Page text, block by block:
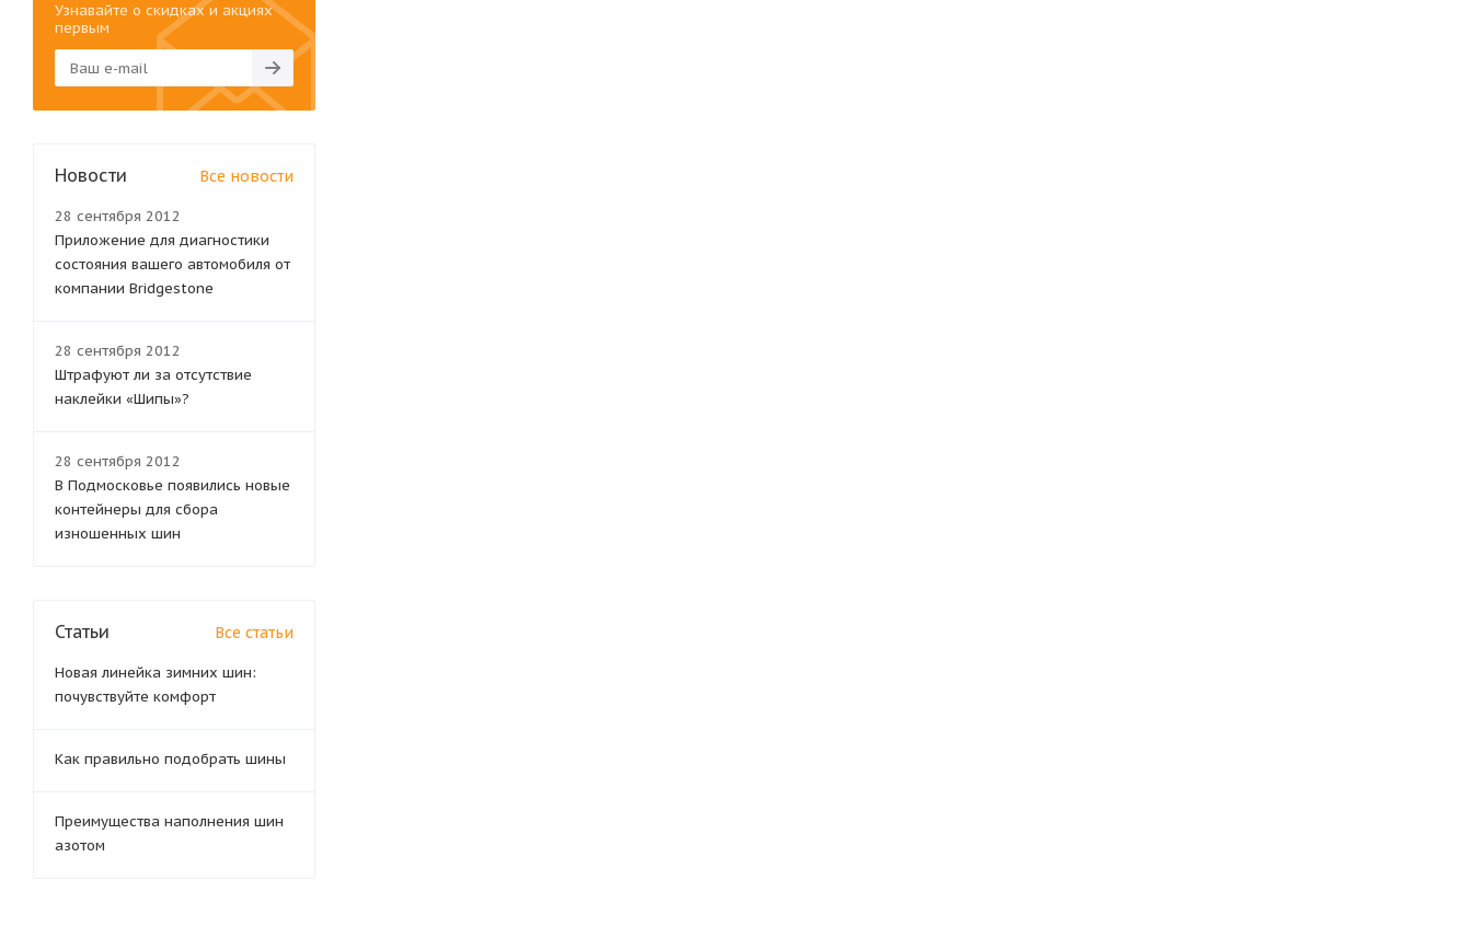
Узнавайте о скидках и акциях
первым
Новости Все новости
28 сентября 2012
Приложение для диагностики
состояния вашего автомобиля от
компании Bridgestone
28 сентября 2012
Штрафуют ли за отсутствие
наклейки «Шипы»?
28 сентября 2012
В Подмосковье появились новые
контейнеры для сбора
изношенных шин
Статьи Все статьи
Новая линейка зимних шин:
почувствуйте комфорт
Как правильно подобрать шины
Преимущества наполнения шин
азотом